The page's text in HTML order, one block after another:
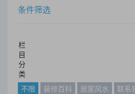
条件筛选
栏
目
分
类
不限
装修百科 居家风水 联系